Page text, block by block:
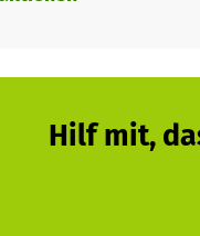
Hilf mit,